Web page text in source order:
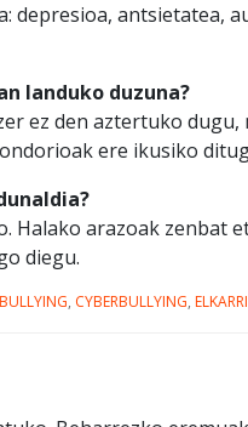
depresioa, antsietatea,
landuko duzuna?
ez den aztertuko
ere ikusiko
Halako arazoak zenbat
diegu.
BULLYING, CYBERBULLYING,